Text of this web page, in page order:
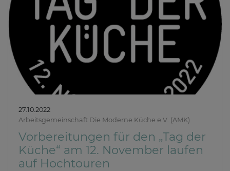
27.10.2022
Arbeitsgemeinschaft Die Moderne Küche e.V. (AMK)
Vorbereitungen für den „Tag der
Küche“ am 12. November laufen
auf Hochtouren